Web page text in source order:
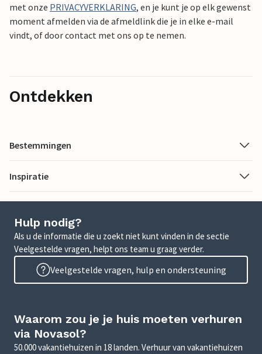
met onze PRIVACYVERKLARING, en je kunt je op elk gewenst
moment afmelden via de afmeldlink die je in elke e-mail
vindt, of door contact met ons op te nemen.
Ontdekken
Bestemmingen
Inspiratie
Hulp nodig?
Als u de informatie die u zoekt niet kunt vinden in de sectie
Veelgestelde vragen, helpt ons team u graag verder.
Veelgestelde vragen, hulp en ondersteuning
Waarom zou je je huis moeten verhuren
via Novasol?
50.000 vakantiehuizen in 18 landen. Verhuur van vakantiehuizen